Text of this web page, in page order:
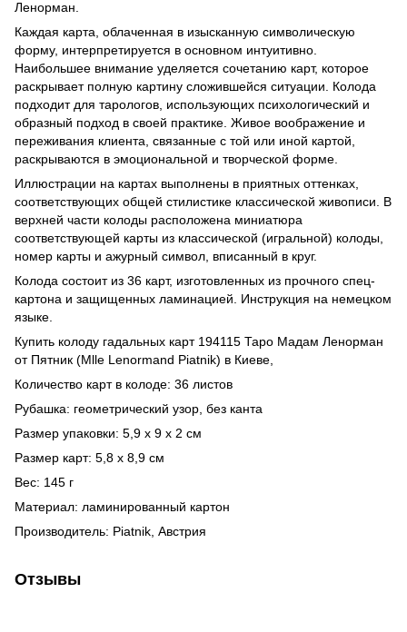
Ленорман.
Каждая карта, облаченная в изысканную символическую
форму, интерпретируется в основном интуитивно.
Наибольшее внимание уделяется сочетанию карт, которое
раскрывает полную картину сложившейся ситуации. Колода
подходит для тарологов, использующих психологический и
образный подход в своей практике. Живое воображение и
переживания клиента, связанные с той или иной картой,
раскрываются в эмоциональной и творческой форме.
Иллюстрации на картах выполнены в приятных оттенках,
соответствующих общей стилистике классической живописи. В
верхней части колоды расположена миниатюра
соответствующей карты из классической (игральной) колоды,
номер карты и ажурный символ, вписанный в круг.
Колода состоит из 36 карт, изготовленных из прочного спец-
картона и защищенных ламинацией. Инструкция на немецком
языке.
Купить колоду гадальных карт 194115 Таро Мадам Ленорман
от Пятник (Mlle Lenormand Piatnik) в Киеве,
Количество карт в колоде: 36 листов
Рубашка: геометрический узор, без канта
Размер упаковки: 5,9 х 9 х 2 см
Размер карт: 5,8 х 8,9 см
Вес: 145 г
Материал: ламинированный картон
Производитель: Piatnik, Австрия
Отзывы